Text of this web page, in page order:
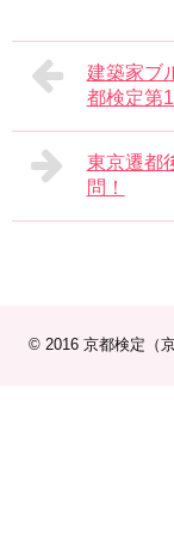
建築家ブ
都検定第
東京遷都
問！
© 2016 京都検定（